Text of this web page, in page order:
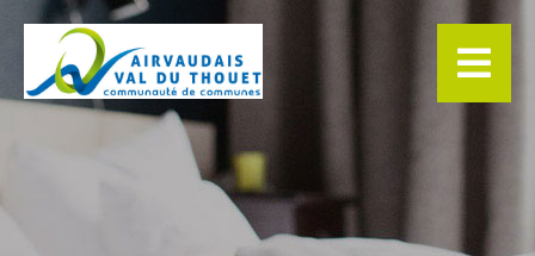
Panneau de gestion des cookies